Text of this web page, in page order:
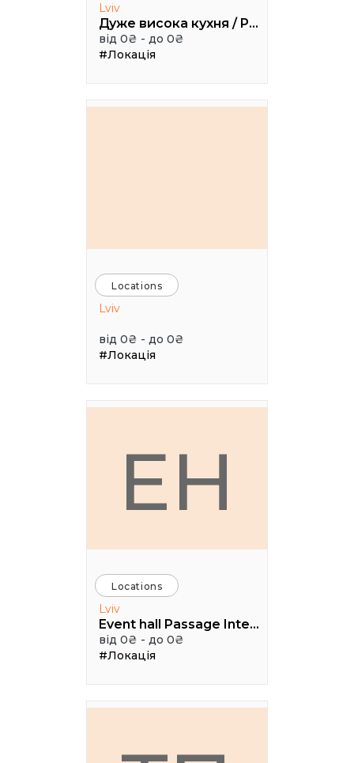
Lviv
Дуже висока кухня / Pretty High Kitchen
від 0₴ - до 0₴
#Локація
Locations
Lviv
від 0₴ - до 0₴
#Локація
EH
Locations
Lviv
Event hall Passage Interdit
від 0₴ - до 0₴
#Локація